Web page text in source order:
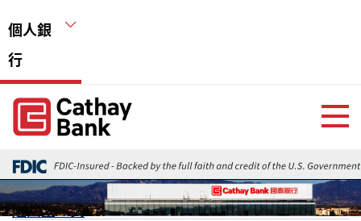
個人銀
行
Global Header Hierarchy Menu
Home
返回上一頁